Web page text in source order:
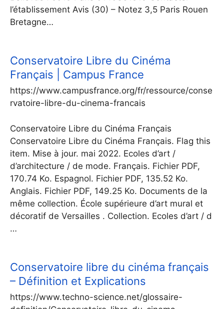
l’établissement Avis (30) – Notez 3,5 Paris Rouen
Bretagne…
Conservatoire Libre du Cinéma
Français | Campus France
https://www.campusfrance.org/fr/ressource/conse
rvatoire-libre-du-cinema-francais
Conservatoire Libre du Cinéma Français
Conservatoire Libre du Cinéma Français. Flag this
item. Mise à jour. mai 2022. Ecoles d’art /
d’architecture / de mode. Français. Fichier PDF,
170.74 Ko. Espagnol. Fichier PDF, 135.52 Ko.
Anglais. Fichier PDF, 149.25 Ko. Documents de la
même collection. École supérieure d’art mural et
décoratif de Versailles . Collection. Ecoles d’art / d
…
Conservatoire libre du cinéma français
– Définition et Explications
https://www.techno-science.net/glossaire-